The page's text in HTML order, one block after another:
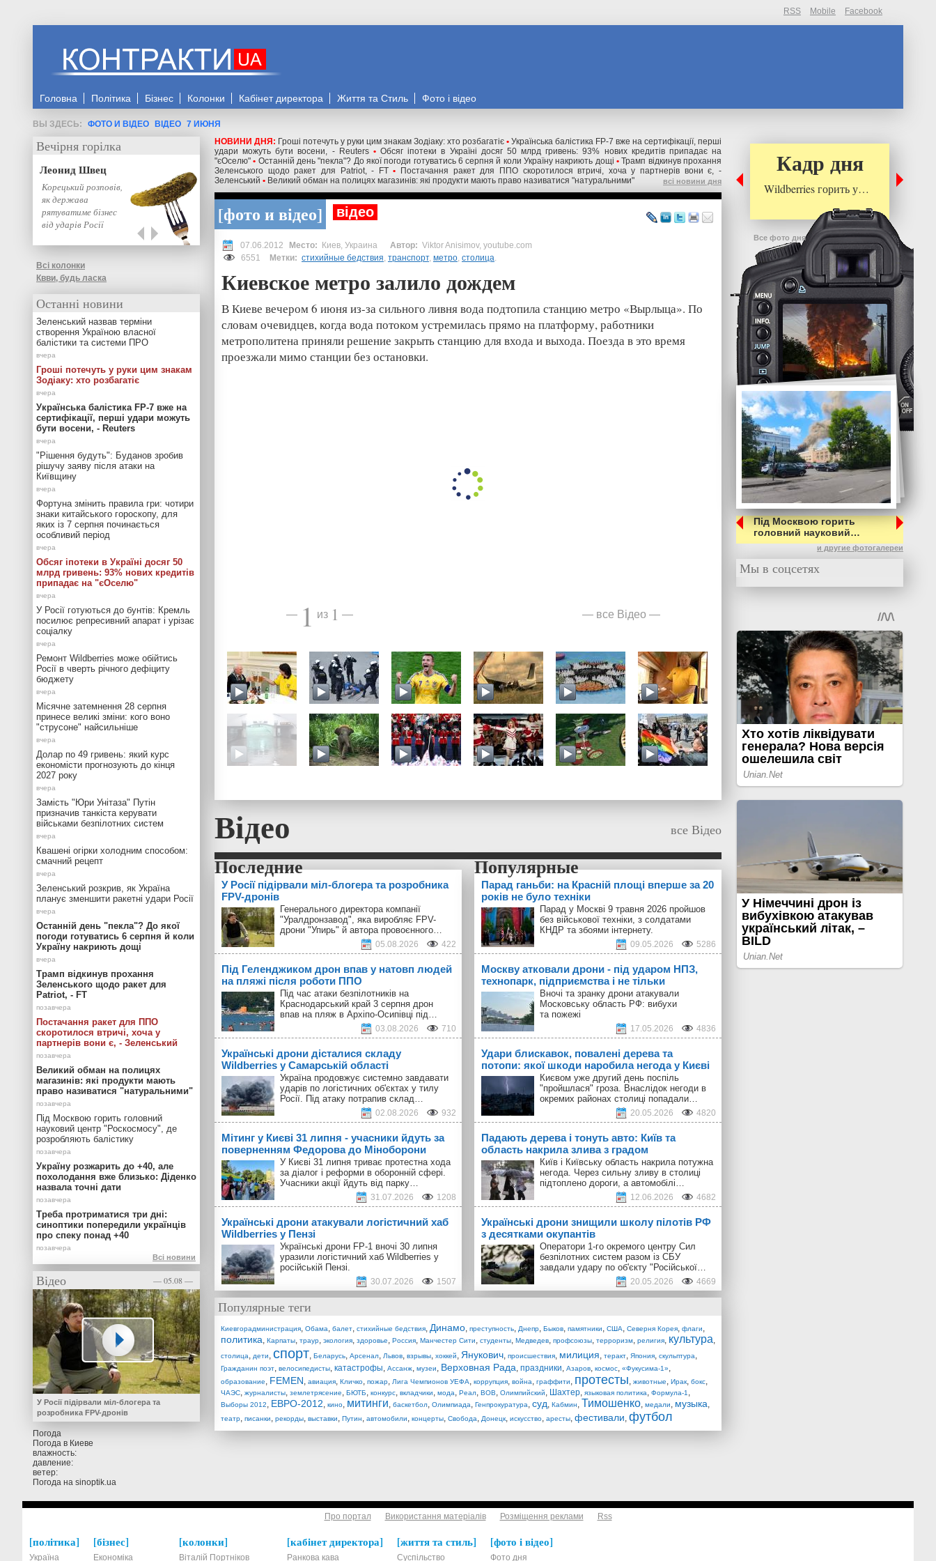
RSS Mobile Facebook
Головна Політика Бізнес Колонки Кабінет директора Життя та Стиль Фото і відео
ФОТО И ВІДЕО ВІДЕО 7 ИЮНЯ
НОВИНИ ДНЯ: Гроші потечуть у руки цим знакам Зодіаку: хто розбагатіє • Українська балістика FP-7 вже на сертифікації, перші
удари можуть бути восени, - Reuters • Обсяг іпотеки в Україні досяг 50 млрд гривень: 93% нових кредитів припадає на
"єОселю" • Останній день "пекла"? До якої погоди готуватись 6 серпня й коли Україну накриють дощі • Трамп відкинув прохання
Зеленського щодо ракет для Patriot, - FT •
Постачання ракет для ППО скоротилося втричі, хоча у партнерів вони є, -
Зеленський • Великий обман на полицях магазинів: які продукти мають право називатися "натуральними" всі новини дня
фото и відео відео
07.06.2012 Киев, Украина
Viktor Anisimov, youtube.com
6551
Метки: стихийные бедствия, транспорт, метро, столица.
Киевское метро залило дождем
В Киеве вечером 6 июня из-за сильного ливня вода подтопила станцию метро «Вырлыца». По
словам очевидцев, когда вода потоком устремилась прямо на платформу, работники
метрополитена приняли решение закрыть станцию для входа и выхода. Поезда в это время
проезжали мимо станции без остановки.
— 1 из 1 — — все Відео —
Відео все Відео
У Росії підірвали міл-блогера та розробника
FPV-дронів
Генерального директора компанії
"Уралдронзавод", яка виробляє FPV-
дрони "Упирь" й автора провоєнного…
05.08.2026 422
Під Геленджиком дрон впав у натовп людей
на пляжі після роботи ППО
Під час атаки безпілотників на
Краснодарський край 3 серпня дрон
впав на пляж в Архіпо-Осипівці під…
03.08.2026 710
Українські дрони дісталися складу
Wildberries у Самарській області
Україна продовжує системно завдавати
ударів по логістичних об'єктах у тилу
Росії. Під атаку потрапив склад…
02.08.2026 932
Мітинг у Києві 31 липня - учасники йдуть за
поверненням Федорова до Міноборони
У Києві 31 липня триває протестна хода
за діалог і реформи в оборонній сфері.
Учасники акції йдуть від парку…
31.07.2026 1208
Українські дрони атакували логістичний хаб
Wildberries у Пензі
Українські дрони FP-1 вночі 30 липня
уразили логістичний хаб Wildberries у
російській Пензі.
30.07.2026 1507
Парад ганьби: на Красній площі вперше за 20
років не було техніки
Парад у Москві 9 травня 2026 пройшов
без військової техніки, з солдатами
КНДР та збоями інтернету.
09.05.2026 5286
Москву атковали дрони - під ударом НПЗ,
технопарк, підприємства і не тільки
Вночі та зранку дрони атакували
Московську область РФ: вибухи
та пожежі
17.05.2026 4836
Удари блискавок, повалені дерева та
потопи: якої шкоди наробила негода у Києві
Києвом уже другий день поспіль
"пройшлася" гроза. Внаслідок негоди в
окремих районах столиці попадали…
20.05.2026 4820
Падають дерева і тонуть авто: Київ та
область накрила злива з градом
Київ і Київську область накрила потужна
негода. Через сильну зливу в столиці
підтоплено дороги, а автомобілі…
12.06.2026 4682
Українські дрони знищили школу пілотів РФ
з десятками окупантів
Оператори 1-го окремого центру Сил
безпілотних систем разом із СБУ
завдали удару по об'єкту "Російської…
20.05.2026 4669
Популярные теги
Киевгорадминистрация, Обама, балет, стихийные бедствия, Динамо, преступность, Днепр, Быков, памятники, США, Северня Корея, флаги,
политика, Карпаты, траур, экология, здоровье, Россия, Манчестер Сити, студенты, Медведев, профсоюзы, терроризм, религия, культура,
столица, дети, спорт, Беларусь, Арсенал, Львов, взрывы, хоккей, Янукович, происшествия, милиция, теракт, Япония, скульптура,
Гражданин поэт, велосипедисты, катастрофы, Ассанж, музеи, Верховная Рада, праздники, Азаров, космос, «Фукусима-1»,
образование, FEMEN, авиация, Кличко, пожар, Лига Чемпионов УЕФА, коррупция, война, граффити, протесты, животные, Ирак, бокс,
ЧАЭС, журналисты, землетрясение, БЮТБ, конкурс, вкладчики, мода, Реал, ВОВ, Олимпийский, Шахтер, языковая политика, Формула-1 ,
Выборы 2012, ЕВРО-2012, кино, митинги, баскетбол, Олимпиада, Генпрокуратура, суд, Кабмин, Тимошенко, медали, музыка,
театр, писанки, рекорды, выставки, Путин, автомобили, концерты, Свобода, Донецк, искусство, аресты, фестивали, футбол
Вечірня горілка
Леонид Швец
Корецький розповів,
як держава
рятуватиме бізнес
від ударів Росії
Всі колонки
Квви, будь ласка
Останні новини
Зеленський назвав терміни
створення Україною власної
балістики та системи ПРО
Гроші потечуть у руки цим знакам
Зодіаку: хто розбагатіє
Українська балістика FP-7 вже на
сертифікації, перші удари можуть
бути восени, - Reuters
"Рішення будуть": Буданов зробив
рішучу заяву після атаки на
Київщину
Фортуна змінить правила гри: чотири
знаки китайського гороскопу, для
яких із 7 серпня починається
особливий період
Обсяг іпотеки в Україні досяг 50
млрд гривень: 93% нових кредитів
припадає на "єОселю"
У Росії готуються до бунтів: Кремль
посилює репресивний апарат і урізає
соціалку
Ремонт Wildberries може обійтись
Росії в чверть річного дефіциту
бюджету
Місячне затемнення 28 серпня
принесе великі зміни: кого воно
"струсоне" найсильніше
Долар по 49 гривень: який курс
економісти прогнозують до кінця
2027 року
Замість "Юри Унітаза" Путін
призначив танкіста керувати
військами безпілотних систем
Квашені огірки холодним способом:
смачний рецепт
Зеленський розкрив, як Україна
планує зменшити ракетні удари Росії
Останній день "пекла"? До якої
погоди готуватись 6 серпня й коли
Україну накриють дощі
Трамп відкинув прохання
Зеленського щодо ракет для
Patriot, - FT
Постачання ракет для ППО
скоротилося втричі, хоча у
партнерів вони є, - Зеленський
Великий обман на полицях
магазинів: які продукти мають
право називатися "натуральними"
Під Москвою горить головний
науковий центр "Роскосмосу", де
розробляють балістику
Україну розжарить до +40, але
похолодання вже близько: Діденко
назвала точні дати
Треба протриматися три дні:
синоптики попередили українців
про спеку понад +40
Всі новини
Відео — 05.08 —
У Росії підірвали міл-блогера та
розробника FPV-дронів
Погода
Погода в Киеве
влажность:
давление:
ветер:
Погода на sinoptik.ua
Кадр дня
Wildberries горить у…
Все фото дня
Під Москвою горить
головний науковий…
и другие фотогалереи
Мы в соцсетях
Про портал Використання матеріалів Розміщення реклами Rss
політика
Україна
бізнес
Економіка
колонки
Віталій Портніков
кабінет директора
Ранкова кава
життя та стиль
Суспільство
фото і відео
Фото дня